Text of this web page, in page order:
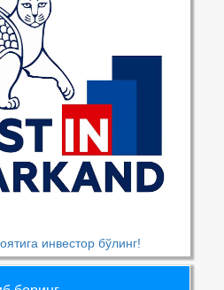
инвестор бўлинг!